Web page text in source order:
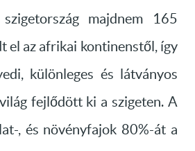
majdnem 165
el az afrikai kontinenstől, így
különleges és látványos
fejlődött ki a szigeten. A
, és növényfajok 80%-át a